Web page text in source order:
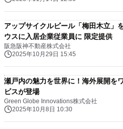
アップサイクルビール「梅田木立」
ウスに入居企業従業員に 限定提供
阪急阪神不動産株式会社
2025年10月29日 15:45
瀬戸内の魅力を世界に！海外展開を
ビスが登場
Green Globe Innovations株式会社
2025年10月8日 10:30